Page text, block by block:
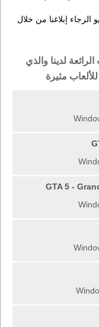
إبلاغنا من خلال
لدينا والذي
مثيرة
GTA 5 -